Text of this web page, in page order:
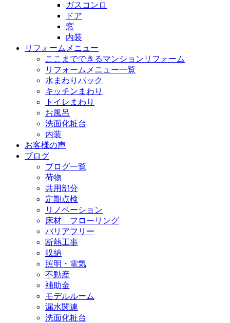
ガスコンロ
ドア
窓
内装
リフォームメニュー
ここまでできるマンションリフォーム
リフォームメニュー一覧
水まわりパック
キッチンまわり
トイレまわり
お風呂
洗面化粧台
内装
お客様の声
ブログ
ブログ一覧
荷物
共用部分
定期点検
リノベーション
床材 フローリング
バリアフリー
断熱工事
収納
照明・電気
不動産
補助金
モデルルーム
漏水関連
洗面化粧台